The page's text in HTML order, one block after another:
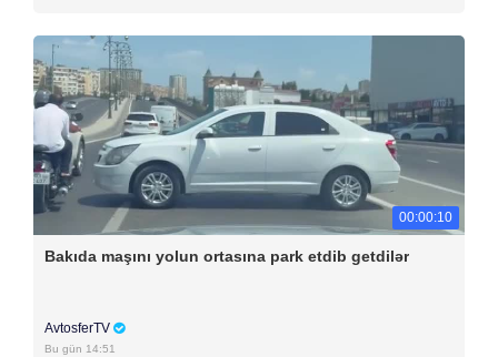
00:00:10
Bakıda maşını yolun ortasına park etdib getdilər
AvtosferTV
Bu gün 14:51